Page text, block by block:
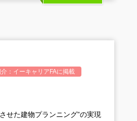
： イーキャリアFAに掲載
せた建物プランニング”の実現